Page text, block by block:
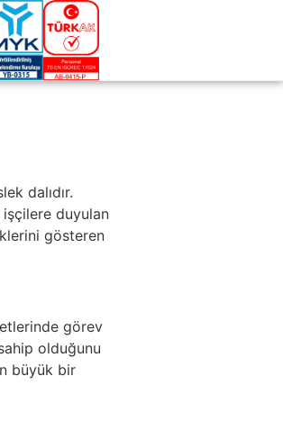
dalıdır.
duyulan
gösteren
görev
olduğunu
büyük bir